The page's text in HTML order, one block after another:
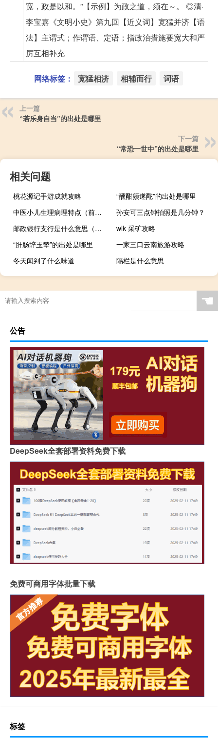
宽，政是以和。”【示例】为政之道，须在～。 ◎清·
李宝嘉《文明小史》第九回【近义词】宽猛并济【语
法】主谓式；作谓语、定语；指政治措施要宽大和严
厉互相补充
网络标签： 宽猛相济 相辅而行 词语
上一篇
“若乐身自当”的出处是哪里
下一篇
“常恐一世中”的出处是哪里
相关问题
桃花源记手游成就攻略
“醺酣颜遂酡”的出处是哪里
中医小儿生理病理特点（前列腺的中医生理、病理及治疗特点）
孙安可三点钟拍照是几分钟？
邮政银行支行是什么意思（银行支行是什么意思）
wlk 采矿攻略
“肝肠辞玉辇”的出处是哪里
一家三口云南旅游攻略
冬天闻到了什么味道
隔栏是什么意思
☚
公告
DeepSeek全套部署资料免费下载
免费可商用字体批量下载
标签